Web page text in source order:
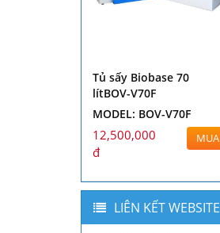
Tủ sấy Biobase 70
lítBOV-V70F
MODEL: BOV-V70F
12,500,000
đ
MUA
LIÊN KẾT WEBSITE